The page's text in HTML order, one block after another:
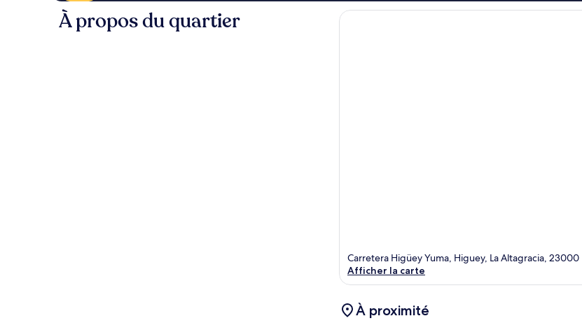
À propos du quartier
Carretera Higüey Yuma, Higuey, La Altagracia, 23000
Afficher la carte
À proximité